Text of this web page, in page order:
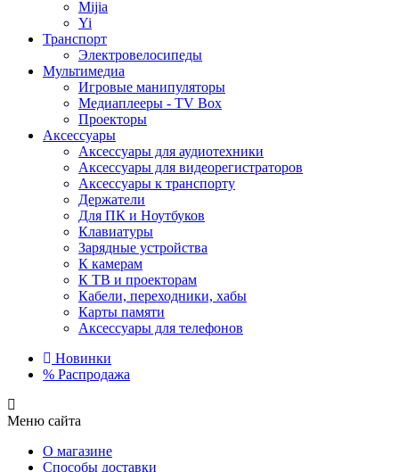
Mijia
Yi
Транспорт
Электровелосипеды
Мультимедиа
Игровые манипуляторы
Медиаплееры - TV Box
Проекторы
Аксессуары
Аксессуары для аудиотехники
Аксессуары для видеорегистраторов
Аксессуары к транспорту
Держатели
Для ПК и Ноутбуков
Клавиатуры
Зарядные устройства
К камерам
К ТВ и проекторам
Кабели, переходники, хабы
Карты памяти
Аксессуары для телефонов
Новинки
% Распродажа
Меню сайта
О магазине
Способы доставки